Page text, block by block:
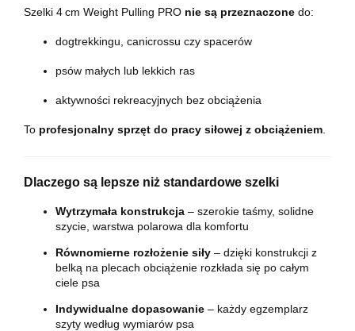
Szelki 4 cm Weight Pulling PRO nie są przeznaczone do:
dogtrekkingu, canicrossu czy spacerów
psów małych lub lekkich ras
aktywności rekreacyjnych bez obciążenia
To profesjonalny sprzęt do pracy siłowej z obciążeniem
Dlaczego są lepsze niż standardowe szelki
Wytrzymała konstrukcja – szerokie taśmy, solidne
szycie, warstwa polarowa dla komfortu
Równomierne rozłożenie siły – dzięki konstrukcji z
belką na plecach obciążenie rozkłada się po całym
ciele psa
Indywidualne dopasowanie – każdy egzemplarz
szyty według wymiarów psa